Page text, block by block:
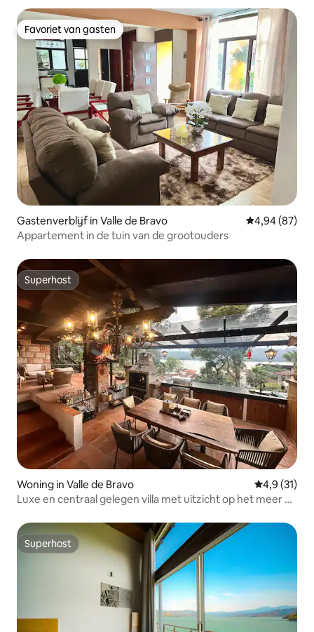
Favoriet van gasten
Favoriet van gasten
Gastenverblijf in Valle de Bravo Gemiddelde
4,94 (87)
Appartement in de tuin van de grootouders
Superhost
Superhost
Woning in Valle de Bravo
4,9 (31)
Luxe en centraal gelegen villa met uitzicht op het meer en
Superhost
Superhost